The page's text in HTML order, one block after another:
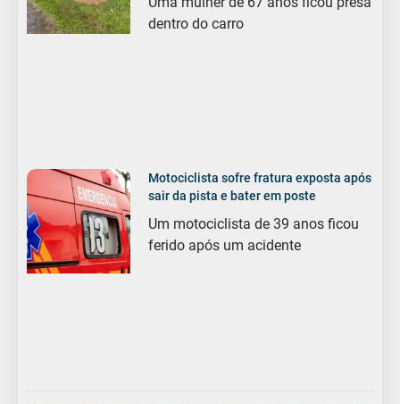
dentro do carro
Motociclista sofre fratura exposta após
sair da pista e bater em poste
Um motociclista de 39 anos ficou
ferido após um acidente